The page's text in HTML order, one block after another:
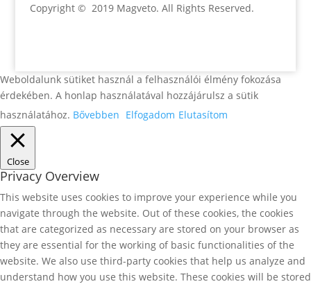
Copyright © 2019 Magveto. All Rights Reserved.
Weboldalunk sütiket használ a felhasználói élmény fokozása
érdekében. A honlap használatával hozzájárulsz a sütik
használatához. Bővebben Elfogadom Elutasítom
Close
Privacy Overview
This website uses cookies to improve your experience while you
navigate through the website. Out of these cookies, the cookies
that are categorized as necessary are stored on your browser as
they are essential for the working of basic functionalities of the
website. We also use third-party cookies that help us analyze and
understand how you use this website. These cookies will be stored